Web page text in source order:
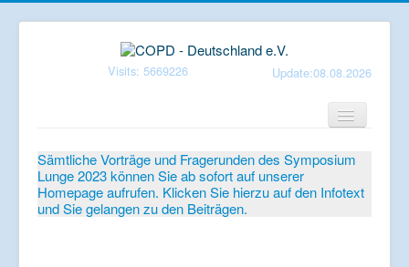
Visits: 5669226 Update:08.08.2026
Verein
Patientenbroschüren
Sämtliche Vorträge und Fragerunden des Symposium
Lunge 2023 können Sie ab sofort auf unserer
Homepage aufrufen. Klicken Sie hierzu auf den Infotext
und Sie gelangen zu den Beiträgen.